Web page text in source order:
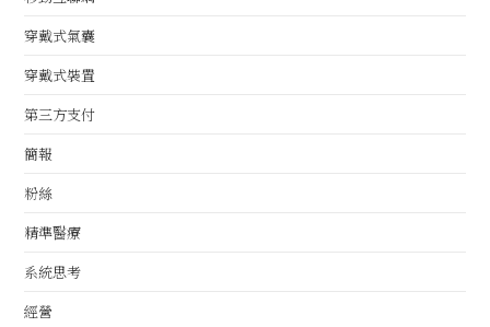
穿戴式氣囊
穿戴式裝置
第三方支付
簡報
粉絲
精準醫療
系統思考
經營